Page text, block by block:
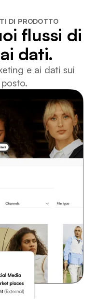
DI PRODOTTO
flussi di
dati.
e ai dati sui